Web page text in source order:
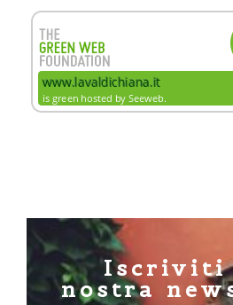
Iscriviti
nostra